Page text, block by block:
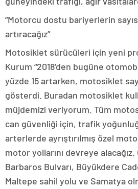
“Motorcu dostu bariyerlerin
artıracağız”
Motosiklet sürücüleri için yeni
Kurum “2018’den bugüne
yüzde 15 artarken, motosiklet
gösterdi. Buradan motosiklet
müjdemizi veriyorum. Tüm
can güvenliği için, trafik
arterlerde ayrıştırılmış özel
motor yollarını devreye alacağız.
Barbaros Bulvarı, Büyükdere
Maltepe sahil yolu ve Samatya